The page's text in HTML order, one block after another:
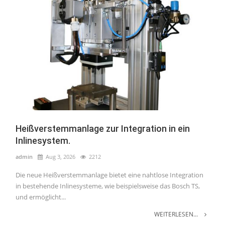
Heißverstemmanlage zur Integration in ein
Inlinesystem.
admin Aug 3, 2026 2212
Die neue Heißverstemmanlage bietet eine nahtlose Integration
in bestehende Inlinesysteme, wie beispielsweise das Bosch TS,
und ermöglicht...
WEITERLESEN...